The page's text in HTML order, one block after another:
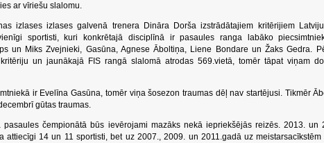
ar vīriešu slalomu.
izlases izlases galvenā trenera Dināra Dorša izstrādātajiem kritērijiem
sportisti, kuri konkrētajā disciplīnā ir pasaules ranga labāko
un Miks Zvejnieki, Gasūna, Agnese Āboltiņa, Liene Bondare un Žaks Gedra.
un jaunākajā FIS rangā slalomā atrodas 569.vietā, tomēr tāpat viņam
ir Evelīna Gasūna, tomēr viņa šosezon traumas dēļ nav startējusi. Tikmēr
gūtas traumas.
pasaules čempionātā būs ievērojami mazāks nekā iepriekšējās reizēs. 2013. un
attiecīgi 14 un 11 sportisti, bet uz 2007., 2009. un 2011.gadā uz